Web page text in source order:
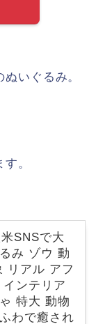
いぐるみ。
。
米SNSで大
み ゾウ 動
リアル アフ
ンテリア
特大 動物
わで癒され